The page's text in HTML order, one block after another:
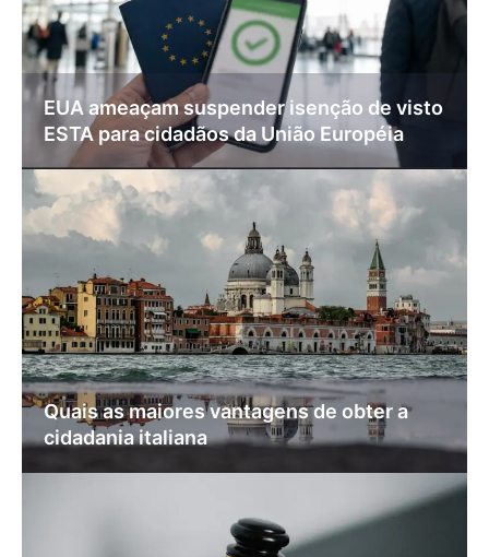
EUA ameaçam suspender isenção de visto
ESTA para cidadãos da União Européia
Quais as maiores vantagens de obter a
cidadania italiana